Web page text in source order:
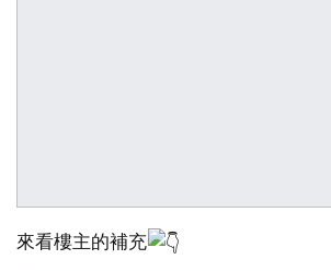
來看樓主的補充